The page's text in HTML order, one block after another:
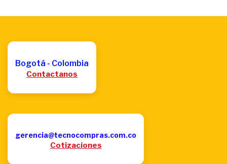
Bogotá - Colombia
Contactanos
gerencia@tecnocompras.com.co
Cotizaciones